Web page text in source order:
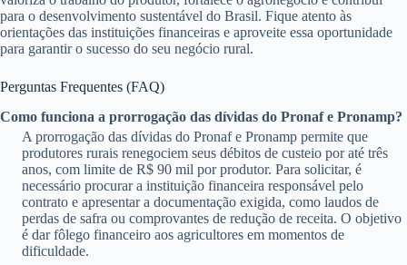
para o desenvolvimento sustentável do Brasil. Fique atento às
orientações das instituições financeiras e aproveite essa oportunidade
para garantir o sucesso do seu negócio rural.
Perguntas Frequentes (FAQ)
Como funciona a prorrogação das dívidas do Pronaf e Pronamp?
A prorrogação das dívidas do Pronaf e Pronamp permite que
produtores rurais renegociem seus débitos de custeio por até três
anos, com limite de R$ 90 mil por produtor. Para solicitar, é
necessário procurar a instituição financeira responsável pelo
contrato e apresentar a documentação exigida, como laudos de
perdas de safra ou comprovantes de redução de receita. O objetivo
é dar fôlego financeiro aos agricultores em momentos de
dificuldade.